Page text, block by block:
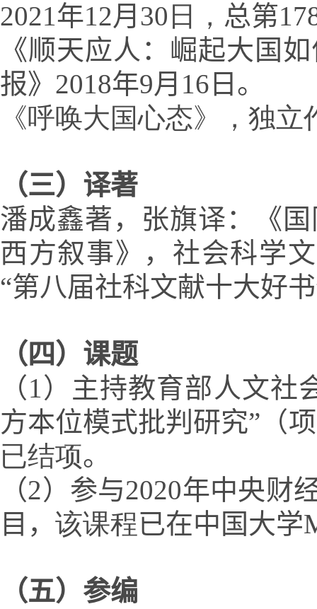
2021年12月 30日， 总第
《顺天应人：崛起大国
报》 2018年9月16日。
《呼唤大国心态》，独立
（三） 译著
潘成鑫著，张旗译：《
西方叙事》，社会科学
“第八届社科文献十大好
（四）课题
（1）主持教育部人文社
方本位模式批判研究”（
已结项。
（2） 参与2020年中央财
目， 该课程已在中国大学
（五） 参编